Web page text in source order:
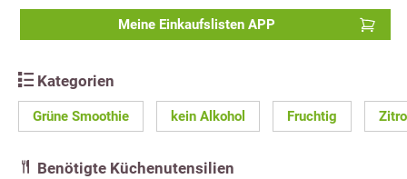
Meine Einkaufslisten APP
Kategorien
Grüne Smoothie kein Alkohol Fruchtig
Benötigte Küchenutensilien